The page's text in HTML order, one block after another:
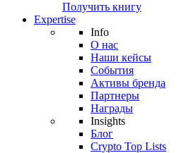
Получить книгу
Expertise
Info
О нас
Наши кейсы
События
Активы бренда
Партнеры
Награды
Insights
Блог
Crypto Top Lists